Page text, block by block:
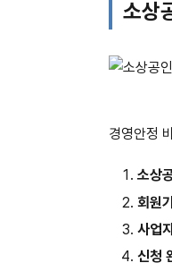
소상
경영안정
소상
회원
사업
신청